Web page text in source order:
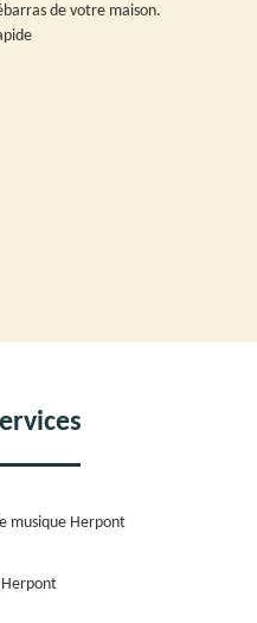
de votre maison.
musique Herpont